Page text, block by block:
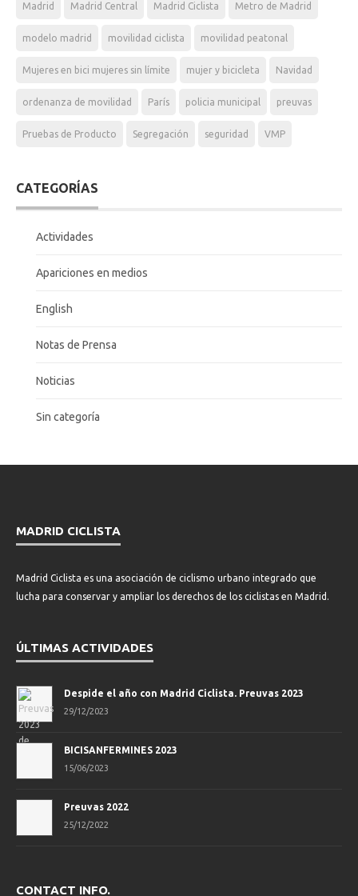
Madrid Madrid Central Madrid Ciclista Metro de Madrid
modelo madrid movilidad ciclista movilidad peatonal
Mujeres en bici mujeres sin límite mujer y bicicleta Navidad
ordenanza de movilidad París policia municipal preuvas
Pruebas de Producto Segregación seguridad VMP
CATEGORÍAS
Actividades
Apariciones en medios
English
Notas de Prensa
Noticias
Sin categoría
MADRID CICLISTA
Madrid Ciclista es una asociación de ciclismo urbano integrado que
lucha para conservar y ampliar los derechos de los ciclistas en Madrid.
ÚLTIMAS ACTIVIDADES
Despide el año con Madrid Ciclista. Preuvas 2023
29/12/2023
BICISANFERMINES 2023
15/06/2023
Preuvas 2022
25/12/2022
CONTACT INFO.